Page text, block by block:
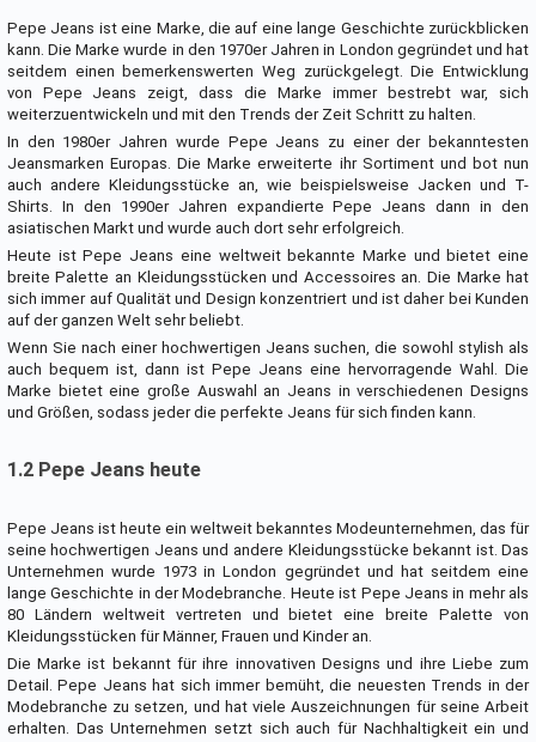
Pepe Jeans ist eine Marke, die auf eine lange Geschichte zurückblicken
kann. Die Marke wurde in den 1970er Jahren in London gegründet und hat
seitdem einen bemerkenswerten Weg zurückgelegt. Die Entwicklung
von Pepe Jeans zeigt, dass die Marke immer bestrebt war, sich
weiterzuentwickeln und mit den Trends der Zeit Schritt zu halten.
In den 1980er Jahren wurde Pepe Jeans zu einer der bekanntesten
Jeansmarken Europas. Die Marke erweiterte ihr Sortiment und bot nun
auch andere Kleidungsstücke an, wie beispielsweise Jacken und T-
Shirts. In den 1990er Jahren expandierte Pepe Jeans dann in den
asiatischen Markt und wurde auch dort sehr erfolgreich.
Heute ist Pepe Jeans eine weltweit bekannte Marke und bietet eine
breite Palette an Kleidungsstücken und Accessoires an. Die Marke hat
sich immer auf Qualität und Design konzentriert und ist daher bei Kunden
auf der ganzen Welt sehr beliebt.
Wenn Sie nach einer hochwertigen Jeans suchen, die sowohl stylish als
auch bequem ist, dann ist Pepe Jeans eine hervorragende Wahl. Die
Marke bietet eine große Auswahl an Jeans in verschiedenen Designs
und Größen, sodass jeder die perfekte Jeans für sich finden kann.
1.2 Pepe Jeans heute
Pepe Jeans ist heute ein weltweit bekanntes Modeunternehmen, das für
seine hochwertigen Jeans und andere Kleidungsstücke bekannt ist. Das
Unternehmen wurde 1973 in London gegründet und hat seitdem eine
lange Geschichte in der Modebranche. Heute ist Pepe Jeans in mehr als
80 Ländern weltweit vertreten und bietet eine breite Palette von
Kleidungsstücken für Männer, Frauen und Kinder an.
Die Marke ist bekannt für ihre innovativen Designs und ihre Liebe zum
Detail. Pepe Jeans hat sich immer bemüht, die neuesten Trends in der
Modebranche zu setzen, und hat viele Auszeichnungen für seine Arbeit
erhalten. Das Unternehmen setzt sich auch für Nachhaltigkeit ein und